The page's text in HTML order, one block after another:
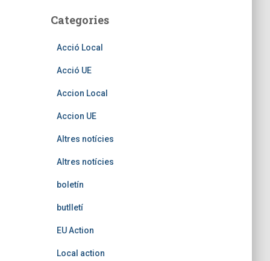
Categories
Acció Local
Acció UE
Accion Local
Accion UE
Altres notícies
Altres notícies
boletín
butlletí
EU Action
Local action